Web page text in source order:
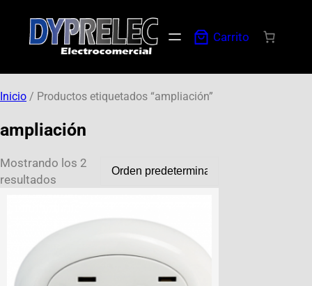
Carrito
Inicio / Productos etiquetados “ampliación”
ampliación
Mostrando los 2
resultados